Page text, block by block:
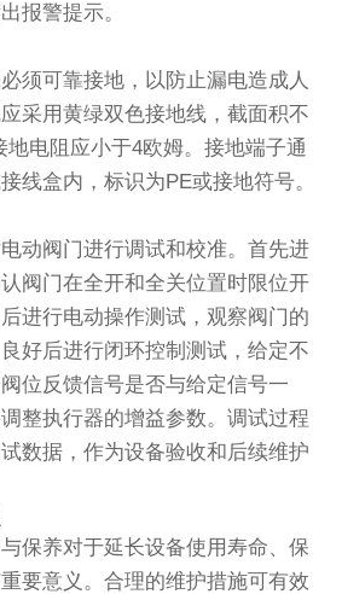
报警提示。
须可靠接地，以防止漏电造成人
采用黄绿双色接地线，截面积不
电阻应小于4欧姆。接地端子通
线盒内，标识为PE或接地符号。
动阀门进行调试和校准。首先进
阀门在全开和全关位置时限位开
进行电动操作测试，观察阀门的
好后进行闭环控制测试，给定不
位反馈信号是否与给定信号一
整执行器的增益参数。调试过程
数据，作为设备验收和后续维护
保养对于延长设备使用寿命、保
要意义。合理的维护措施可有效